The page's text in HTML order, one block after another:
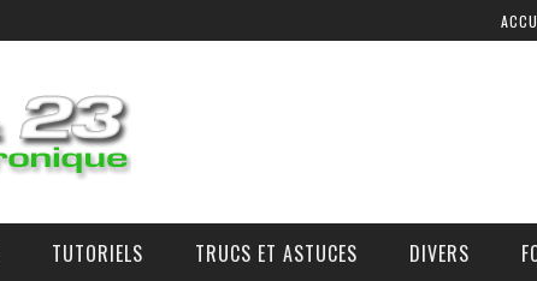
TUTORIELS TRUCS ET ASTUCES DIVERS